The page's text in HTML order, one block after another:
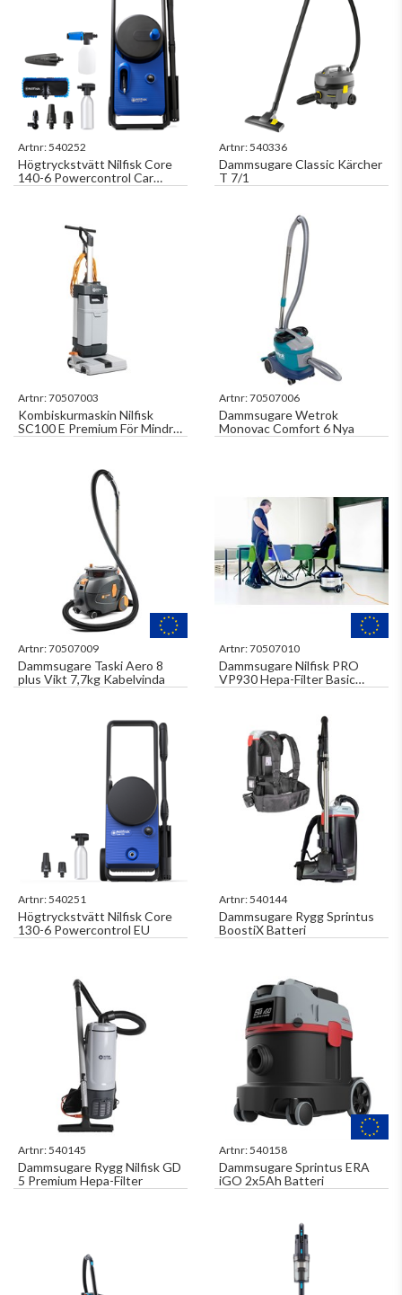
Artnr:540252
Högtryckstvätt Nilfisk Core
140-6 Powercontrol Car
Wash EU
Artnr:540336
Dammsugare Classic Kärcher
T 7/1
Artnr:70507003
Kombiskurmaskin Nilfisk
SC100 E Premium För Mindre
Ytor
Artnr:70507006
Dammsugare Wetrok
Monovac Comfort 6 Nya
Artnr:70507009
Dammsugare Taski Aero 8
plus Vikt 7,7kg Kabelvinda
Artnr:70507010
Dammsugare Nilfisk PRO
VP930 Hepa-Filter Basic
Orange Sladd 15m, 1
Artnr:540251
Högtryckstvätt Nilfisk Core
130-6 Powercontrol EU
Artnr:540144
Dammsugare Rygg Sprintus
BoostiX Batteri
Artnr:540145
Dammsugare Rygg Nilfisk GD
5 Premium Hepa-Filter
Artnr:540158
Dammsugare Sprintus ERA
iGO 2x5Ah Batteri